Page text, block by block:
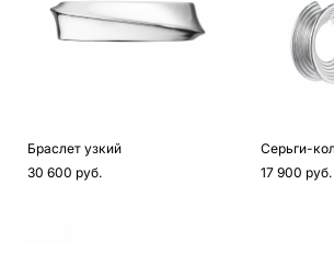
Браслет узкий
30 600 pуб.
Серьги-
17 900 pуб.